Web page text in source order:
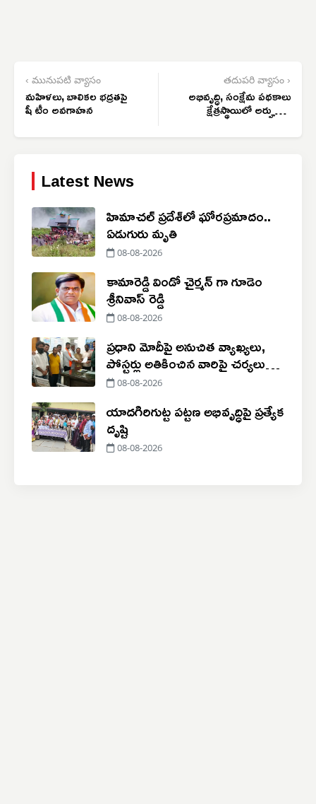
‹ మునుపటి వ్యాసం
మహిళలు, బాలికల భద్రతపై
షీ టీం అవగాహన
తదుపరి వ్యాసం ›
అభివృద్ధి, సంక్షేమ పథకాలు
క్షేత్రస్థాయిలో అర్హులకు
అందించాలి
Latest News
హిమాచల్ ప్రదేశ్‌లో ఘోరప్రమాదం..
ఏడుగురు మృతి
08-08-2026
కామారెడ్డి విండో చైర్మన్ గా గూడెం
శ్రీనివాస్ రెడ్డి
08-08-2026
ప్రధాని మోదీపై అనుచిత వ్యాఖ్యలు,
పోస్టర్లు అతికించిన వారిపై చర్యలు
తీసుకోవాలి
08-08-2026
యాదగిరిగుట్ట పట్టణ అభివృద్ధిపై ప్రత్యేక
దృష్టి
08-08-2026